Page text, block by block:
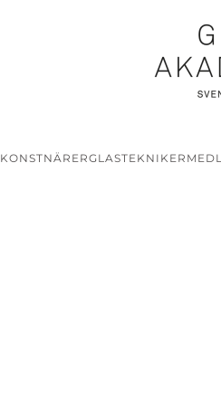
KONSTNÄRERGLASTEKNIKER